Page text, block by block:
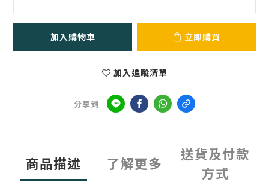
加入購物車 立即購買
加入追蹤清單
分享到
商品描述 了解更多
送貨及付款
方式